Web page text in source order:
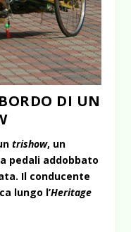
DI UN
trishow, un
pedali addobbato
Il conducente
lungo l’Heritage